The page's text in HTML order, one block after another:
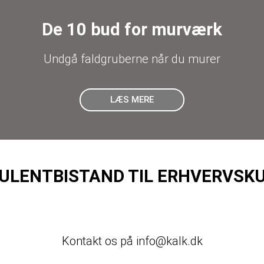
De 10 bud for murværk
Undgå faldgruberne når du murer
LÆS MERE
TIL
Kontakt os på info@kalk.dk